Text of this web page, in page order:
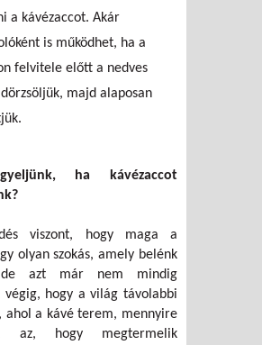
a kávézaccot. Akár
is működhet, ha a
felvitele előtt a nedves
majd alaposan
ha kávézaccot
viszont, hogy maga a
olyan szokás, amely belénk
de azt már nem mindig
végig, hogy a világ távolabbi
ahol a kávé terem, mennyire
az, hogy megtermelik